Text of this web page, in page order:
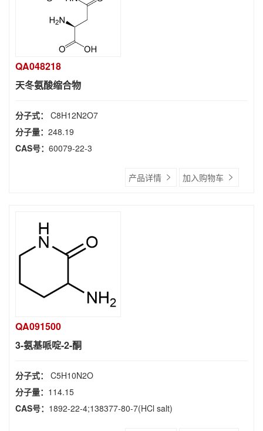
QA048218
天冬氨酸缩合物
分子式： C8H12N2O7
分子量： 248.19
CAS号： 60079-22-3
产品详情 加入购物车
QA091500
3-氨基哌啶-2-酮
分子式： C5H10N2O
分子量： 114.15
CAS号： 1892-22-4;138377-80-7(HCl salt)